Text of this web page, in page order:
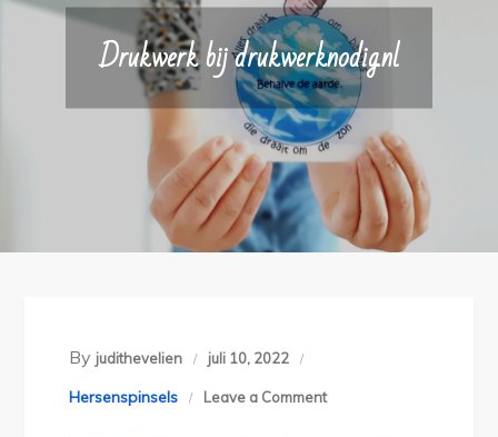
Drukwerk bij drukwerknodig.nl
By judithevelien juli 10, 2022
Hersenspinsels Leave a Commenton